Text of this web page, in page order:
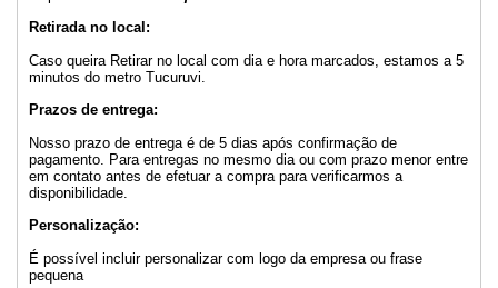
Retirada no local:
Caso queira Retirar no local com dia e hora marcados, estamos a 5
minutos do metro Tucuruvi.
Prazos de entrega:
Nosso prazo de entrega é de 5 dias após confirmação de
pagamento. Para entregas no mesmo dia ou com prazo menor entre
em contato antes de efetuar a compra para verificarmos a
disponibilidade.
Personalização:
É possível incluir personalizar com logo da empresa ou frase
pequena